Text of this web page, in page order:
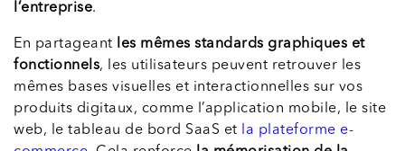
l’entreprise.
En partageant
les mêmes standards graphiques et
fonctionnels, les utilisateurs peuvent retrouver les
mêmes bases visuelles et interactionnelles sur vos
produits digitaux, comme l’application mobile, le site
web, le tableau de bord SaaS et la plateforme e-